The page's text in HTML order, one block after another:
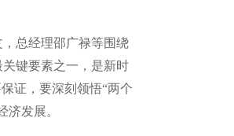
总经理邵广禄等围绕
键要素之一，是新时
证，要深刻领悟“两个
发展。